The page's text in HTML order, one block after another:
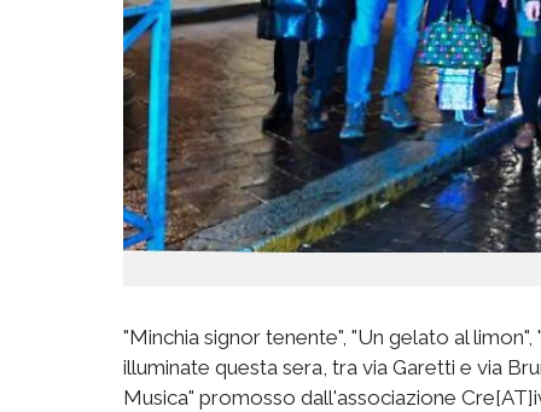
"Minchia signor tenente", "Un gelato al
illuminate questa sera, tra via Garetti e via
Musica" promosso dall'associazione